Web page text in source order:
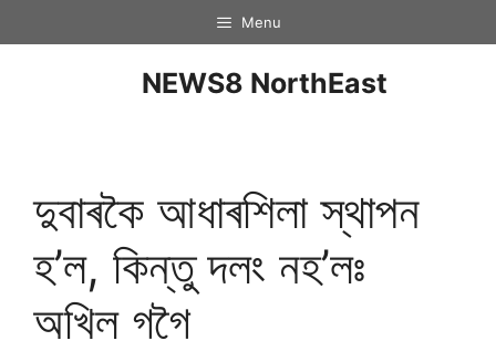
Menu
NEWS8 NorthEast
দুবাৰকৈ আধাৰশিলা স্থাপন
হ’ল, কিন্তু দলং নহ’লঃ
অখিল গগৈ